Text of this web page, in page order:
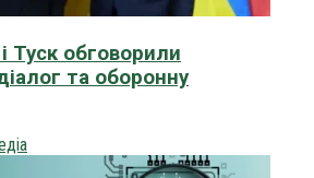
Туск обговорили
та оборонну